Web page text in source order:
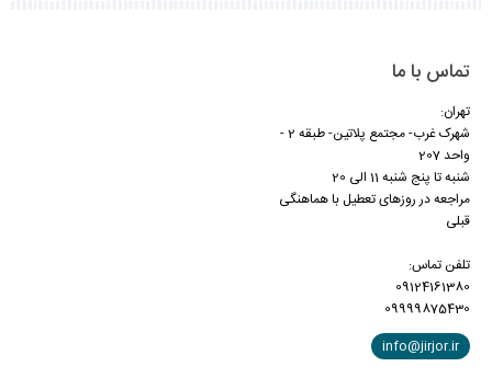
تماس با ما
تهران:
شهرک غرب- مجتمع پلاتین- طبقه 2 -
واحد 207
شنبه تا پنج شنبه 11 الی 20
مراجعه در روزهای تعطیل با هماهنگی
قبلی
تلفن تماس:
09124161380
09999875430
info@jirjor.ir